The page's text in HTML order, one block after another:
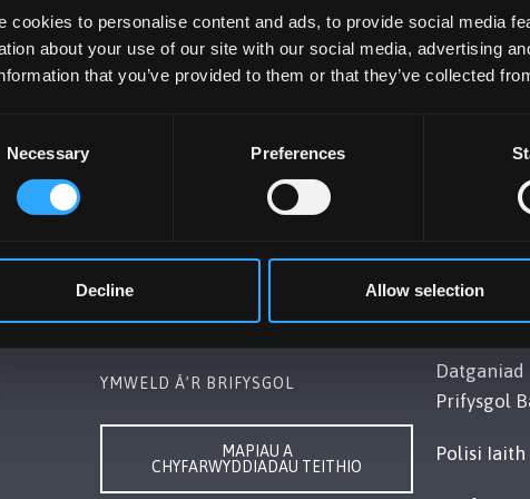
cookies to personalise content and ads, to provide social media
about your use of our site with our social media, advertising
that you’ve provided to them or that they’ve collected
Necessary Preferences
Decline Allow selection
YMWELD Â’R BRIFYSGOL
MAPIAU A
CHYFARWYDDIADAU TEITHIO
Datganiad
Datganiad
Prifysgol
Polisi Iaith